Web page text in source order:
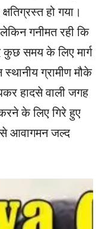
हो गया।
गनीमत रही कि
कुछ समय के लिए मार्ग
ग्रामीण मौके
हादसे वाली जगह
के लिए गिरे हुए
आवागमन जल्द